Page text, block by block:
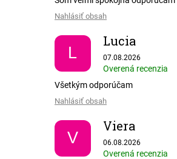
Nahlásiť obsah
L
Lucia
Hodnotenie
07.08.2026
Overená recenzia
Všetkým odporúčam
Nahlásiť obsah
V
Viera
Hodnotenie
06.08.2026
Overená recenzia